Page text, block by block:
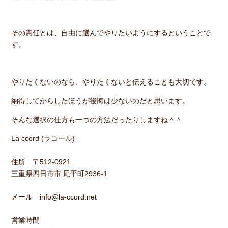
その責任とは、自由に選んでやりたいようにするということで
す。
やりたくないのなら、やりたくないと伝えることも大切です。
納得してからしたほうが後悔は少ないのだと思います。
そんな選択の仕方も一つの方法だったりしますね＾＾
La ccord (ラコール)
住所 〒512-0921
三重県四日市市 尾平町2936-1
メール info@la-ccord.net
営業時間